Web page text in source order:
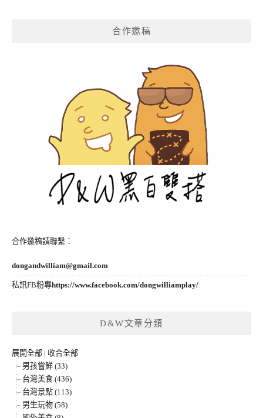
合作邀稿
合作邀稿請聯繫：
dongandwilliam@gmail.com
私訊FB粉專https://www.facebook.com/dongwilliamplay/
D&W文章分類
展開全部 | 收合全部
男孩嘗鮮 (33)
台灣美食 (436)
台灣景點 (113)
男生玩物 (58)